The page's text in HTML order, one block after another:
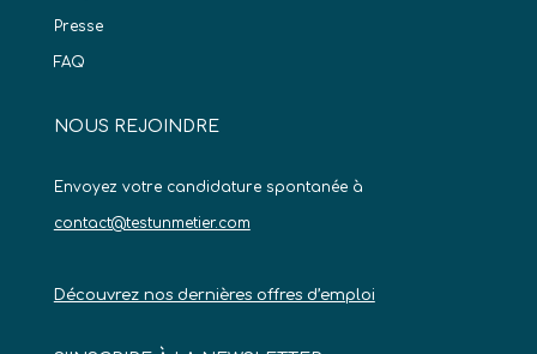
Presse
FAQ
NOUS REJOINDRE
Envoyez votre candidature spontanée à
contact@testunmetier.com
Découvrez nos dernières offres d’emploi